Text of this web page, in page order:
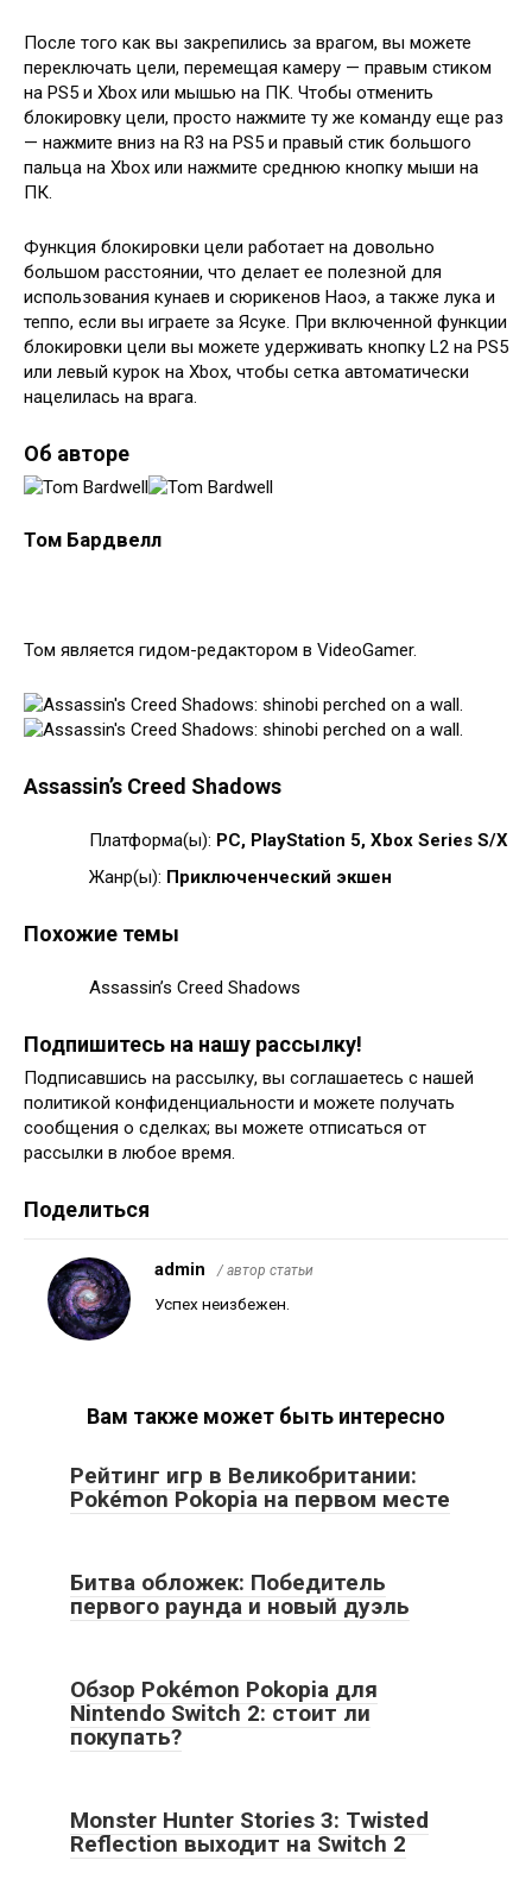
После того как вы закрепились за врагом, вы можете
переключать цели, перемещая камеру — правым стиком
на PS5 и Xbox или мышью на ПК. Чтобы отменить
блокировку цели, просто нажмите ту же команду еще раз
— нажмите вниз на R3 на PS5 и правый стик большого
пальца на Xbox или нажмите среднюю кнопку мыши на
ПК.
Функция блокировки цели работает на довольно
большом расстоянии, что делает ее полезной для
использования кунаев и сюрикенов Наоэ, а также лука и
теппо, если вы играете за Ясуке. При включенной функции
блокировки цели вы можете удерживать кнопку L2 на PS5
или левый курок на Xbox, чтобы сетка автоматически
нацелилась на врага.
Об авторе
Том Бардвелл
Том является гидом-редактором в VideoGamer.
Assassin’s Creed Shadows
Платформа(ы): PC, PlayStation 5, Xbox Series S/X
Жанр(ы): Приключенческий экшен
Похожие темы
Assassin’s Creed Shadows
Подпишитесь на нашу рассылку!
Подписавшись на рассылку, вы соглашаетесь с нашей
политикой конфиденциальности и можете получать
сообщения о сделках; вы можете отписаться от
рассылки в любое время.
Поделиться
admin / автор статьи
Успех неизбежен.
Вам также может быть интересно
Рейтинг игр в Великобритании:
Pokémon Pokopia на первом месте
Битва обложек: Победитель
первого раунда и новый дуэль
Обзор Pokémon Pokopia для
Nintendo Switch 2: стоит ли
покупать?
Monster Hunter Stories 3: Twisted
Reflection выходит на Switch 2